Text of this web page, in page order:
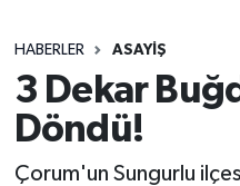
HABERLER ASAYIŞ
3 Dekar
Döndü!
Çorum'un Sungurlu